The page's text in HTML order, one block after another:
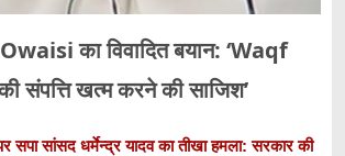
का विवादित बयान: ‘Waqf
संपत्ति खत्म करने की साजिश’
सपा सांसद धर्मेन्द्र यादव का तीखा हमला: सरकार की